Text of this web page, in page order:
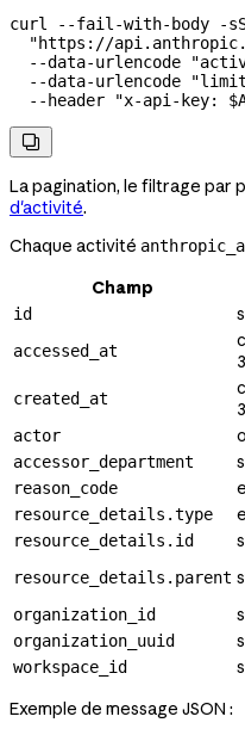
curl --fail-with-body -
"https://
  --data-urlencode
  --data-urlencode
  --header
"x-api-key:

La pagination, le filtrage par
d'activité.
Chaque activité
Champ
id
accessed_at
created_at
actor
accessor_department
reason_code
resource_details.type
resource_details.id
resource_details.parent
organization_id
organization_uuid
workspace_id
Exemple de message JSON :